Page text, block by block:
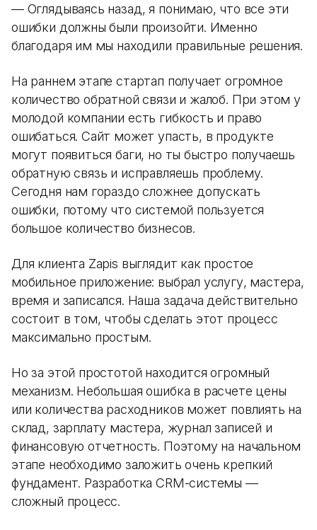
— Оглядываясь назад, я понимаю, что все эти
ошибки должны были произойти. Именно
благодаря им мы находили правильные решения.
На раннем этапе стартап получает огромное
количество обратной связи и жалоб. При этом у
молодой компании есть гибкость и право
ошибаться. Сайт может упасть, в продукте
могут появиться баги, но ты быстро получаешь
обратную связь и исправляешь проблему.
Сегодня нам гораздо сложнее допускать
ошибки, потому что системой пользуется
большое количество бизнесов.
Для клиента Zapis выглядит как простое
мобильное приложение: выбрал услугу, мастера,
время и записался. Наша задача действительно
состоит в том, чтобы сделать этот процесс
максимально простым.
Но за этой простотой находится огромный
механизм. Небольшая ошибка в расчете цены
или количества расходников может повлиять на
склад, зарплату мастера, журнал записей и
финансовую отчетность. Поэтому на начальном
этапе необходимо заложить очень крепкий
фундамент. Разработка CRM-системы —
сложный процесс.